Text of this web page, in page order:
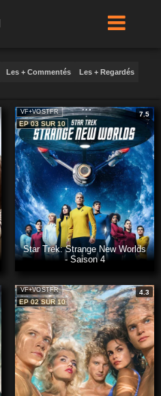
Les + Commentés Les + Regardés
VF+VOSTFR
7.5
EP 03 SUR 10
Star Trek: Strange New Worlds
- Saison 4
VF+VOSTFR
4.3
EP 02 SUR 10